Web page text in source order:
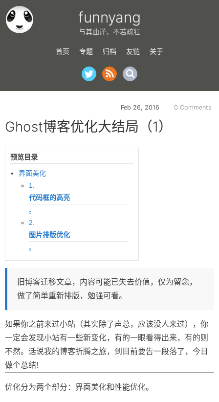
funnyang
与其曲谨，不若疏狂
首页 专题 归档 友链 关于
Feb 26, 2016 0 Comments
Ghost博客优化大结局（1）
预览目录
界面美化
1.
代码框的高亮
。
2.
图片排版优化
。
旧博客迁移文章，内容可能已失去价值，仅为留念，
做了简单重新排版，勉强可看。
如果你之前来过小站（其实除了声总，应该没人来过），你
一定会发现小站有一些新变化，有的一眼看得出来，有的则
不然。话说我的博客折腾之旅，到目前要告一段落了，今日
做个总结!
优化分为两个部分：界面美化和性能优化。